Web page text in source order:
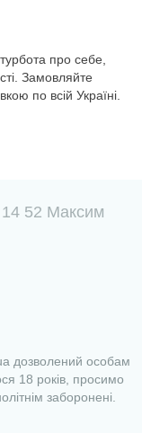
про себе,
Замовляйте
по всій Україні.
52 Максим
дозволений особам
18 років, просимо
заборонені.